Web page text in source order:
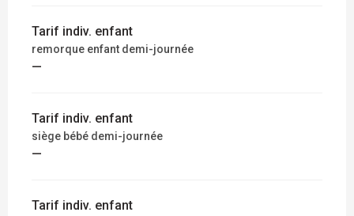
Tarif indiv. enfant
remorque enfant demi-journée
—
Tarif indiv. enfant
siège bébé demi-journée
—
Tarif indiv. enfant